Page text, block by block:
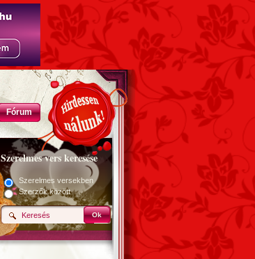
Fórum
Szerelmes vers keresése
Szerelmes versekben
Szerzők között
Ok